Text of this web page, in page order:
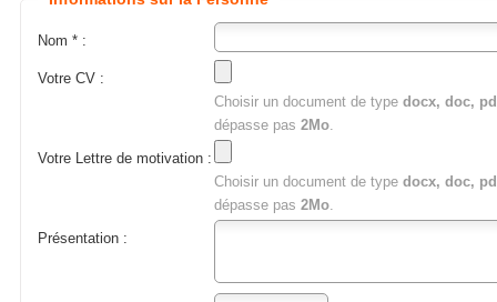
Nom * :
Votre CV :
Choisir un document de type docx, doc,
dépasse pas 2Mo.
Votre Lettre de motivation :
Choisir un document de type docx, doc,
dépasse pas 2Mo.
Présentation :